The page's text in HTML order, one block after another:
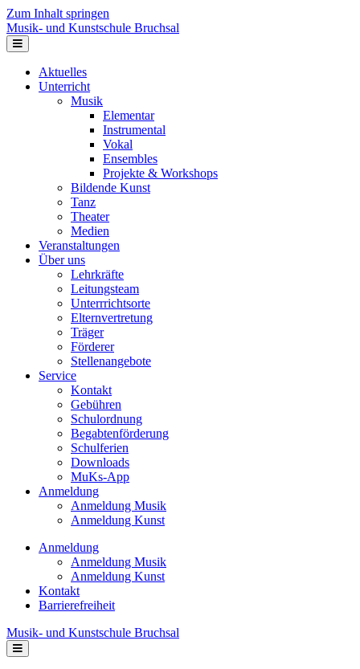
Zum Inhalt springen
Musik- und Kunstschule Bruchsal
Navigation
Aktuelles
Unterricht
Musik
Elementar
Instrumental
Vokal
Ensembles
Projekte & Workshops
Bildende Kunst
Tanz
Theater
Medien
Veranstaltungen
Über uns
Lehrkräfte
Leitungsteam
Unterrrichtsorte
Elternvertretung
Träger
Förderer
Stellenangebote
Service
Kontakt
Gebühren
Schulordnung
Begabtenförderung
Schulferien
Downloads
MuKs-App
Anmeldung
Anmeldung Musik
Anmeldung Kunst
Anmeldung
Anmeldung Musik
Anmeldung Kunst
Kontakt
Barrierefreiheit
Musik- und Kunstschule Bruchsal
Navigation